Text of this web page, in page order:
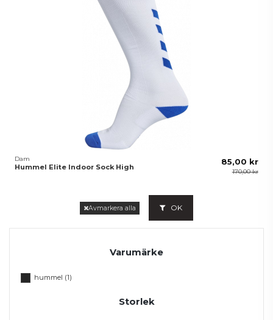
Dam
Hummel Elite Indoor Sock High
85,00 kr
170,00 kr
Avmarkera alla OK
Varumärke
hummel (1)
Storlek